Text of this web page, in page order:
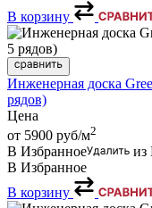
В корзину
Инженерная доска
рядов)
Цена
от 5900 руб/м2
В Избранное
из
В Избранное
В корзину